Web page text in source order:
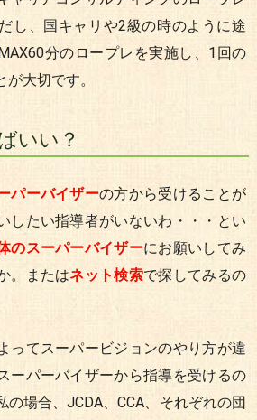
し、国キャリや2級の時のように途
分のロープレを実施し、1回の
大切です。
いい？
パーバイザーの方から受けることが
したい指導者がいないわ・・・とい
のスーパーバイザーにお願いしてみ
。またはネット検索で探してみるの
ってスーパービジョンのやり方が違
ーパーバイザーから指導を受けるの
の場合、JCDA、CCA、それぞれの団